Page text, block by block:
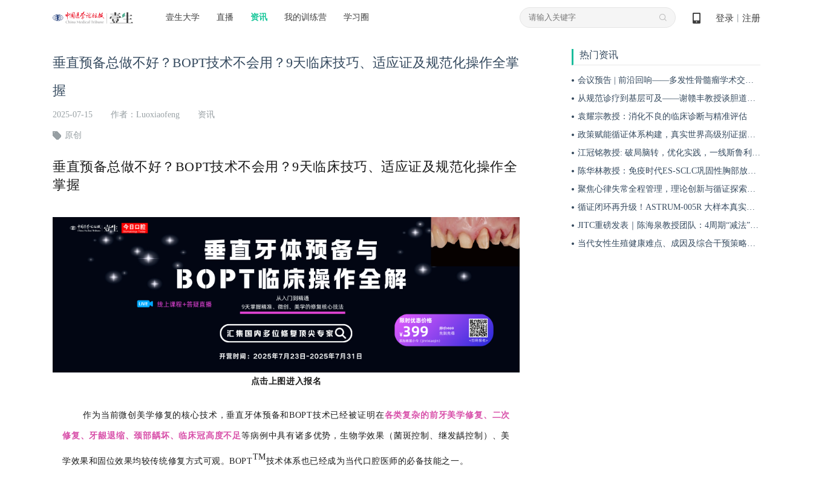
壹生大学 直播 资讯 我的训练营 学习圈 登录 注册
垂直预备总做不好？BOPT技术不会用？9天临床技巧、适应证及规范化操作全掌
握
2025-07-15 作者：Luoxiaofeng 资讯
原创
垂直预备总做不好？BOPT技术不会用？9天临床技巧、适应证及规范化操作全
掌握
点击上图进入报名
作为当前微创美学修复的核心技术，垂直牙体预备和BOPT技术已经被证明在各类复杂的前牙美学修复、二次
修复、牙龈退缩、颈部龋坏、临床冠高度不足等病例中具有诸多优势，生物学效果（菌斑控制、继发龋控制）、美
学效果和固位效果均较传统修复方式可观。BOPTTM技术体系也已经成为当代口腔医师的必备技能之一。
热门资讯
会议预告 | 前沿回响——多发性骨髓瘤学术交流会第十八期即将启幕！
从规范诊疗到基层可及——谢赣丰教授谈胆道肿瘤防治的本土化实践之路
袁耀宗教授：消化不良的临床诊断与精准评估
政策赋能循证体系构建，真实世界高级别证据夯实斯鲁利单抗一线治疗广泛期小细胞肺癌临床地位
江冠铭教授: 破局脑转，优化实践，一线斯鲁利单抗联合化疗为小细胞肺癌脑转移患者带来颅内与全身双重获益
陈华林教授：免疫时代ES-SCLC巩固性胸部放疗再添真实世界循证依据——cTRT可独立改善患者生存获益
聚焦心律失常全程管理，理论创新与循证探索共筑诊疗新格局
循证闭环再升级！ASTRUM-005R 大样本真实世界研究，解锁斯鲁利单抗 ES-SCLC 全程管理新方案
JITC重磅发表｜陈海泉教授团队：4周期“减法”方案成功探索可切除肺鳞癌围术期治疗新路径
当代女性生殖健康难点、成因及综合干预策略——魏晗